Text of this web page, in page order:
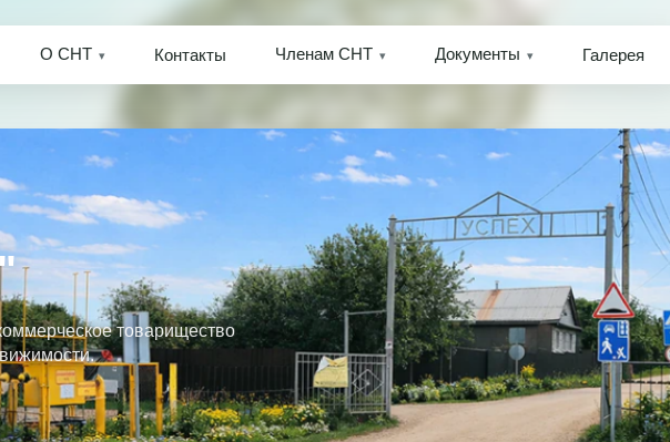
О СНТ Контакты Членам СНТ Документы Галерея
товарищество